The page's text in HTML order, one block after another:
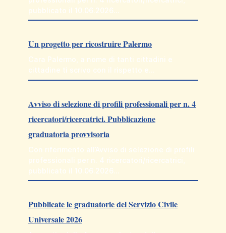
pubblicato il 10.06.2026…
Un progetto per ricostruire Palermo
Cara Palermo, a nome di tanti cittadini e
cittadine ti scrivo con il rispetto e…
Avviso di selezione di profili professionali per n. 4
ricercatori/ricercatrici. Pubblicazione
graduatoria provvisoria
Con riferimento all’Avviso di selezione di profili
professionali per n. 4 ricercatori/ricercatrici,
pubblicato il 10.06.2026…
Pubblicate le graduatorie del Servizio Civile
Universale 2026